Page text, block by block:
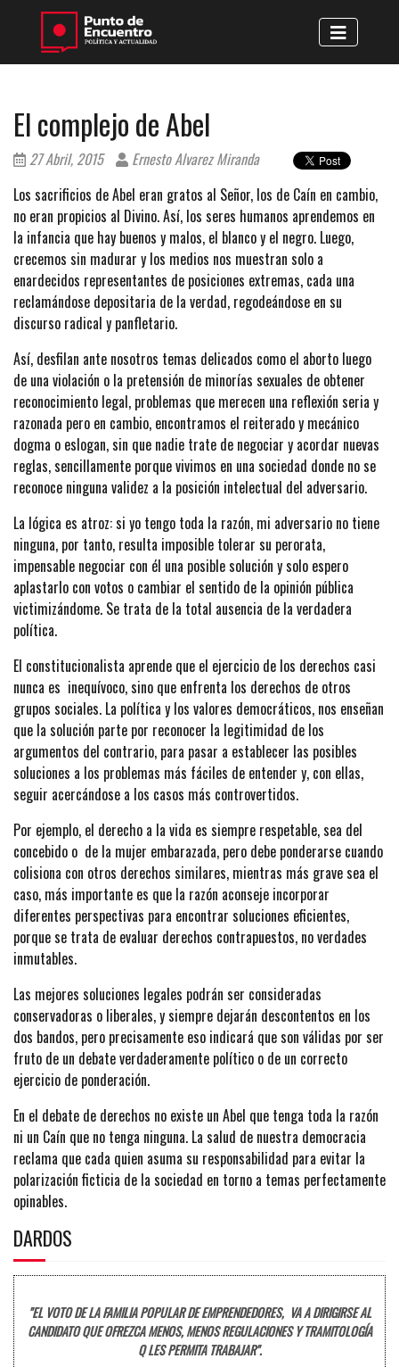
El complejo de Abel
27 Abril, 2015
Ernesto Alvarez Miranda
Los sacrificios de Abel eran gratos al Señor, los de Caín en cambio,
no eran propicios al Divino. Así, los seres humanos aprendemos en
la infancia que hay buenos y malos, el blanco y el negro. Luego,
crecemos sin madurar y los medios nos muestran solo a
enardecidos representantes de posiciones extremas, cada una
reclamándose depositaria de la verdad, regodeándose en su
discurso radical y panfletario.
Así, desfilan ante nosotros temas delicados como el aborto luego
de una violación o la pretensión de minorías sexuales de obtener
reconocimiento legal, problemas que merecen una reflexión seria y
razonada pero en cambio, encontramos el reiterado y mecánico
dogma o eslogan, sin que nadie trate de negociar y acordar nuevas
reglas, sencillamente porque vivimos en una sociedad donde no se
reconoce ninguna validez a la posición intelectual del adversario.
La lógica es atroz: si yo tengo toda la razón, mi adversario no tiene
ninguna, por tanto, resulta imposible tolerar su perorata,
impensable negociar con él una posible solución y solo espero
aplastarlo con votos o cambiar el sentido de la opinión pública
victimizándome. Se trata de la total ausencia de la verdadera
política.
El constitucionalista aprende que el ejercicio de los derechos casi
nunca es inequívoco, sino que enfrenta los derechos de otros
grupos sociales. La política y los valores democráticos, nos enseñan
que la solución parte por reconocer la legitimidad de los
argumentos del contrario, para pasar a establecer las posibles
soluciones a los problemas más fáciles de entender y, con ellas,
seguir acercándose a los casos más controvertidos.
Por ejemplo, el derecho a la vida es siempre respetable, sea del
concebido o de la mujer embarazada, pero debe ponderarse cuando
colisiona con otros derechos similares, mientras más grave sea el
caso, más importante es que la razón aconseje incorporar
diferentes perspectivas para encontrar soluciones eficientes,
porque se trata de evaluar derechos contrapuestos, no verdades
inmutables.
Las mejores soluciones legales podrán ser consideradas
conservadoras o liberales, y siempre dejarán descontentos en los
dos bandos, pero precisamente eso indicará que son válidas por ser
fruto de un debate verdaderamente político o de un correcto
ejercicio de ponderación.
En el debate de derechos no existe un Abel que tenga toda la razón
ni un Caín que no tenga ninguna. La salud de nuestra democracia
reclama que cada quien asuma su responsabilidad para evitar la
polarización ficticia de la sociedad en torno a temas perfectamente
opinables.
DARDOS
"EL VOTO DE LA FAMILIA POPULAR DE EMPRENDEDORES, VA A DIRIGIRSE AL
CANDIDATO QUE OFREZCA MENOS, MENOS REGULACIONES Y TRAMITOLOGÍA
Q LES PERMITA TRABAJAR".